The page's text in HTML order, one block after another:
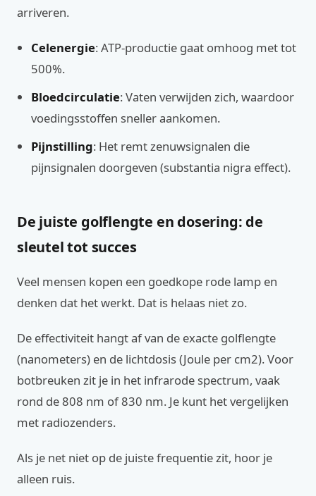
arriveren.
Celenergie: ATP-productie gaat omhoog met tot
500%.
Bloedcirculatie: Vaten verwijden zich, waardoor
voedingsstoffen sneller aankomen.
Pijnstilling: Het remt zenuwsignalen die
pijnsignalen doorgeven (substantia nigra effect).
De juiste golflengte en dosering: de
sleutel tot succes
Veel mensen kopen een goedkope rode lamp en
denken dat het werkt. Dat is helaas niet zo.
De effectiviteit hangt af van de exacte golflengte
(nanometers) en de lichtdosis (Joule per cm2). Voor
botbreuken zit je in het infrarode spectrum, vaak
rond de 808 nm of 830 nm. Je kunt het vergelijken
met radiozenders.
Als je net niet op de juiste frequentie zit, hoor je
alleen ruis.